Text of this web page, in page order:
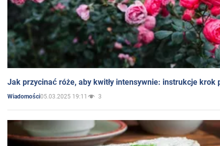
Jak przycinać róże, aby kwitły intensywnie: instrukcje krok
Wiadomości05.03.2025 19:11 3